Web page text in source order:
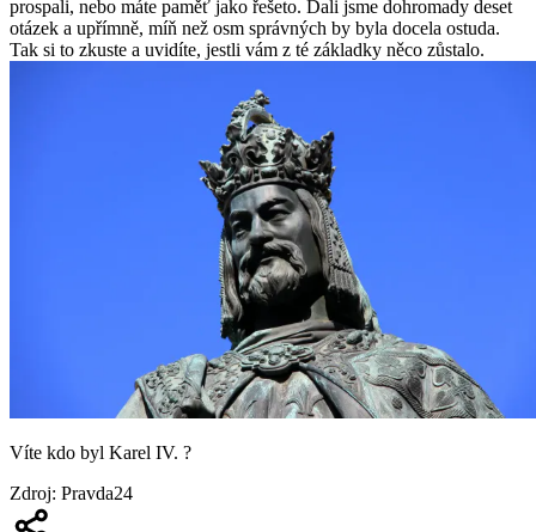
prospali, nebo máte paměť jako řešeto. Dali jsme dohromady deset
otázek a upřímně, míň než osm správných by byla docela ostuda.
Tak si to zkuste a uvidíte, jestli vám z té základky něco zůstalo.
Víte kdo byl Karel IV. ?
Zdroj: Pravda24